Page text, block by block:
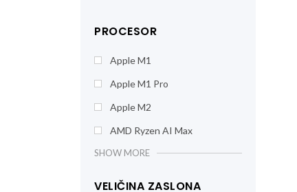
PROCESOR
Apple M1
Apple M1 Pro
Apple M2
AMD Ryzen AI Max
SHOW MORE
VELIČINA ZASLONA